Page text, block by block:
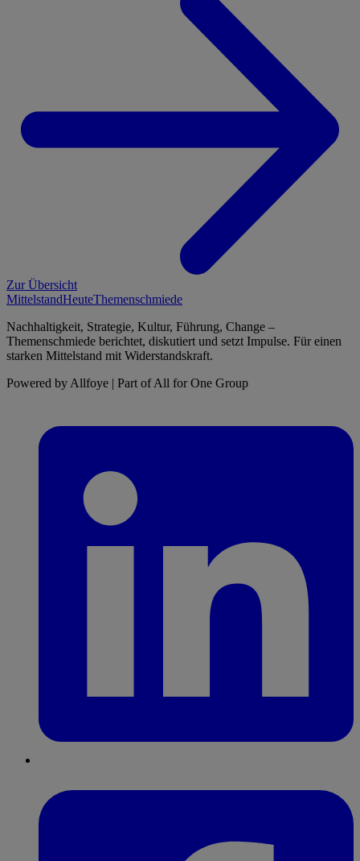
Zur Übersicht
MittelstandHeuteThemenschmiede
Nachhaltigkeit, Strategie, Kultur, Führung, Change –
Themenschmiede berichtet, diskutiert und setzt Impulse. Für einen
starken Mittelstand mit Widerstandskraft.
Powered by Allfoye | Part of All for One Group